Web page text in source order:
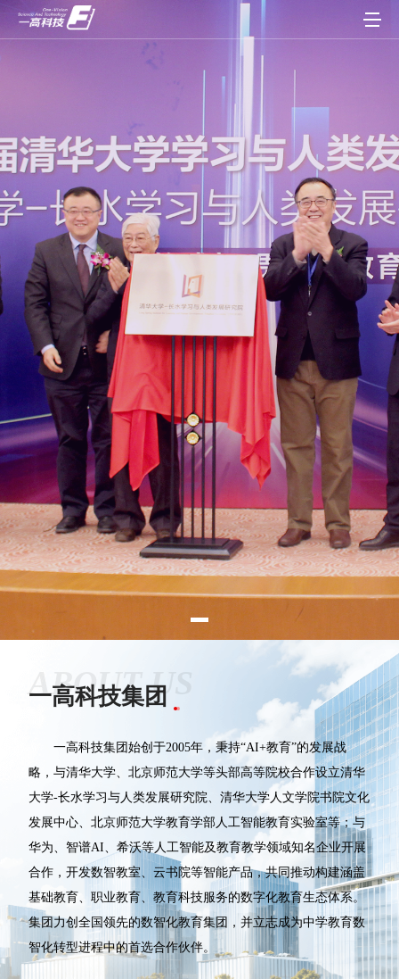
一高科技集团
ABOUT US
一高科技集团始创于2005年，秉持“AI+教育”的发展战
略，与清华大学、北京师范大学等头部高等院校合作设立清华
大学-长水学习与人类发展研究院、清华大学人文学院书院文化
发展中心、北京师范大学教育学部人工智能教育实验室等；与
华为、智谱AI、希沃等人工智能及教育教学领域知名企业开展
合作，开发数智教室、云书院等智能产品，共同推动构建涵盖
基础教育、职业教育、教育科技服务的数字化教育生态体系。
集团力创全国领先的数智化教育集团，并立志成为中学教育数
智化转型进程中的首选合作伙伴。